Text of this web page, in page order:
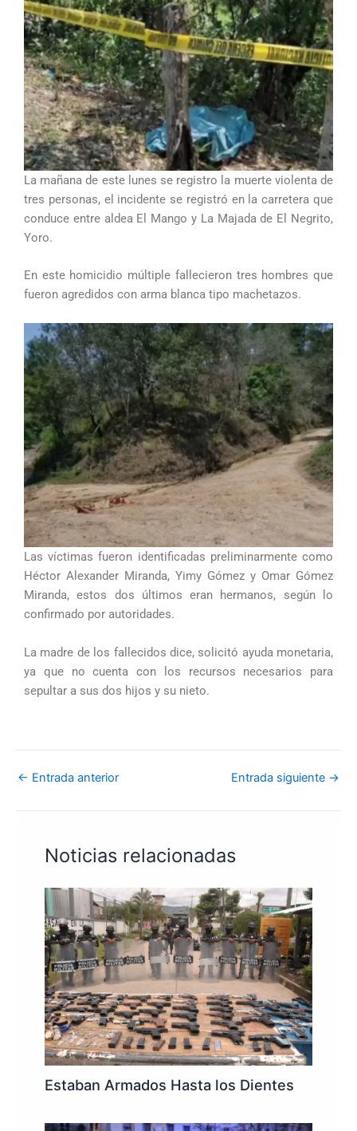
La mañana de este lunes se registro la muerte violenta de
tres personas, el incidente se registró en la carretera que
conduce entre aldea El Mango y La Majada de El Negrito,
Yoro.
En este homicidio múltiple fallecieron tres hombres que
fueron agredidos con arma blanca tipo machetazos.
Las víctimas fueron identificadas preliminarmente como
Héctor Alexander Miranda, Yimy Gómez y Omar Gómez
Miranda, estos dos últimos eran hermanos, según lo
confirmado por autoridades.
La madre de los fallecidos dice, solicitó ayuda monetaria,
ya que no cuenta con los recursos necesarios para
sepultar a sus dos hijos y su nieto.
← Entrada anterior Entrada siguiente →
Noticias relacionadas
Estaban Armados Hasta los Dientes